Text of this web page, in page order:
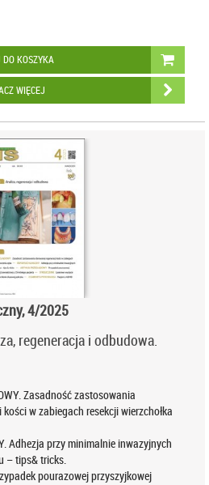
KOSZYKA
WIĘCEJ
4/2025
regeneracja i odbudowa.
Zasadność zastosowania
w zabiegach resekcji wierzchołka
Adhezja przy minimalnie inwazyjnych
– tips& tricks.
pourazowej przyszyjkowej